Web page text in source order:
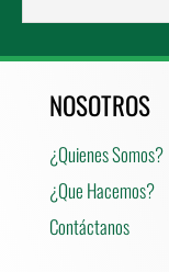
NOSOTROS
¿Quienes Somos?
¿Que Hacemos?
Contáctanos